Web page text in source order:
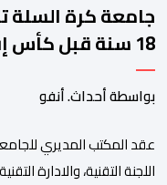
جامعة كرة السلة
18 سنة قبل كأس إفريقيا
بواسطة أحداث. أنفو
عقد المكتب المديري
اللجنة التقنية، والادارة